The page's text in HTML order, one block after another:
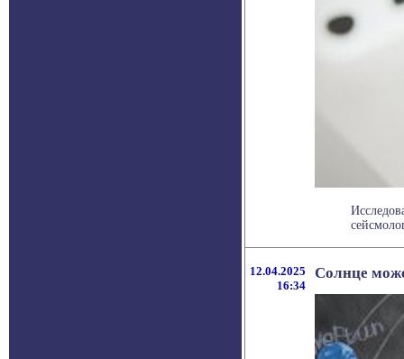
12.04.2025
16:34
Солнце